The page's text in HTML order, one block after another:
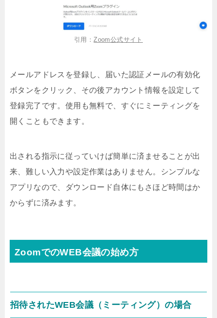
引用：Zoom公式サイト
メールアドレスを登録し、届いた認証メールの有効化
ボタンをクリック、その後アカウント情報を設定して
登録完了です。使用も無料で、すぐにミーティングを
開くこともできます。
出される指示に従っていけば簡単に済ませることが出
来、難しい入力や設定作業はありません。シンプルな
アプリなので、ダウンロード自体にもさほど時間はか
からずに済みます。
ZoomでのWEB会議の始め方
招待されたWEB会議（ミーティング）の場合